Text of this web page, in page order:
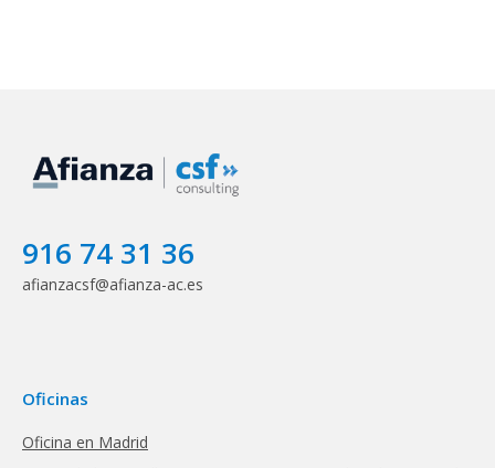
916 74 31 36
afianzacsf@afianza-ac.es
Oficinas
Oficina en Madrid